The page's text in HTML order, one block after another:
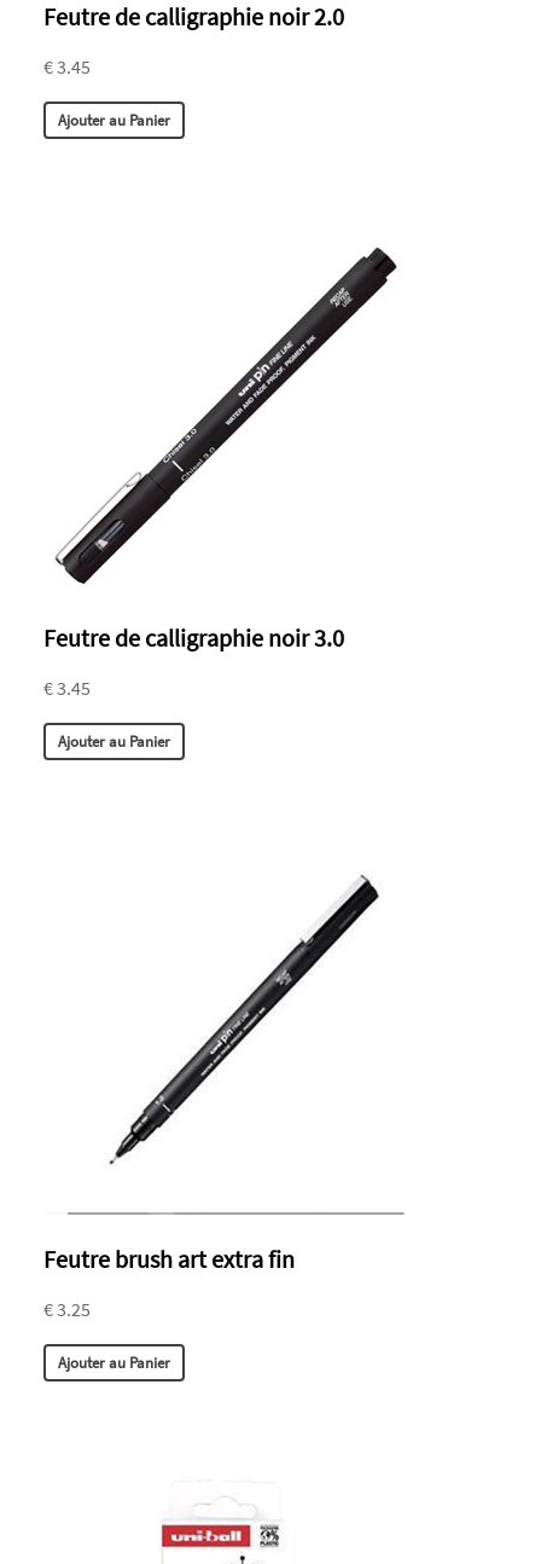
Feutre de calligraphie noir 2.0
€ 3.45
Ajouter au Panier
Feutre de calligraphie noir 3.0
€ 3.45
Ajouter au Panier
Feutre brush art extra fin
€ 3.25
Ajouter au Panier